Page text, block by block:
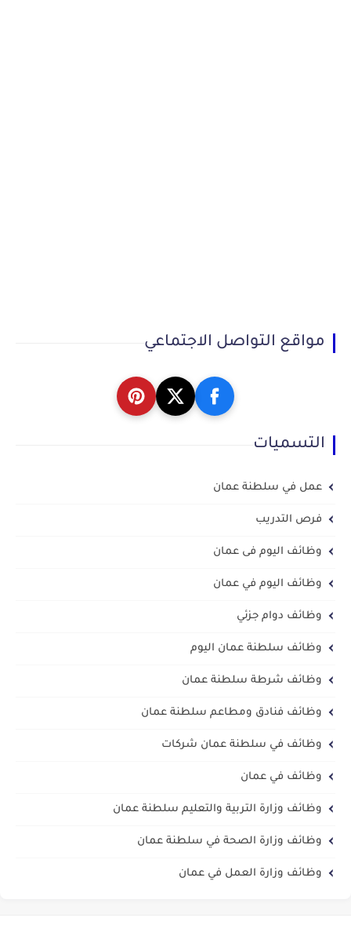
مواقع التواصل الاجتماعي
التسميات
عمل في سلطنة عمان
فرص التدريب
وظائف اليوم فى عمان
وظائف اليوم في عمان
وظائف دوام جزئي
وظائف سلطنة عمان اليوم
وظائف شرطة سلطنة عمان
وظائف فنادق ومطاعم سلطنة عمان
وظائف في سلطنة عمان شركات
وظائف في عمان
وظائف وزارة التربية والتعليم سلطنة عمان
وظائف وزارة الصحة في سلطنة عمان
وظائف وزارة العمل في عمان